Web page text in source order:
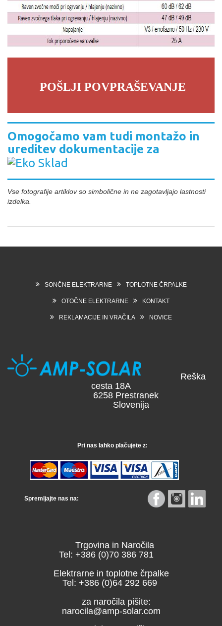
POŠLJI POVPRAŠEVANJE
Omogočamo vam tudi montažo in
ureditev dokumentacije za
Vse fotografije artiklov so simbolične in ne zagotavljajo lastnosti
izdelka.
SONČNE ELEKTRARNE TOPLOTNE ČRPALKE
OTOČNE ELEKTRARNE KONTAKT
REKLAMACIJE IN VRAČILA NOVICE
Reška
cesta 18A
6258 Prestranek
Slovenija
Pri nas lahko plačujete z:
Spremljajte nas na:
Trgovina in Naročila
Tel: +386 (0)70 386 781
Elektrarne in toplotne črpalke
Tel: +386 (0)64 292 669
za naročila pišite:
narocila@amp-solar.com